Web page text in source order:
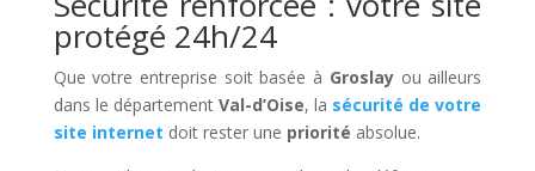
protégé 24h/24
Que votre entreprise soit basée à Groslayou ailleurs
dans le département Val-d’Oise, la sécurité de votre
site internet doit rester une priorité absolue.